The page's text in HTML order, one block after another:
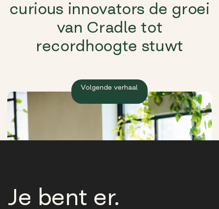
curious innovators de groei
van Cradle tot
recordhoogte stuwt
Volgende verhaal
Je bent er.